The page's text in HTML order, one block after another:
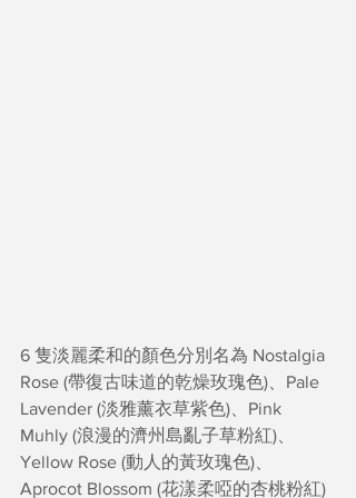
6 隻淡麗柔和的顏色分別名為 Nostalgia
Rose (帶復古味道的乾燥玫瑰色)、Pale
Lavender (淡雅薰衣草紫色)、Pink
Muhly (浪漫的濟州島亂子草粉紅)、
Yellow Rose (動人的黃玫瑰色)、
Aprocot Blossom (花漾柔啞的杏桃粉紅)